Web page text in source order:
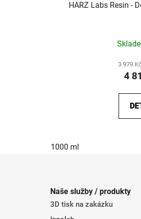
HARZ Labs Resin -
3 979
4
1000 ml
Naše služby / produkty
3D tisk na zakázku